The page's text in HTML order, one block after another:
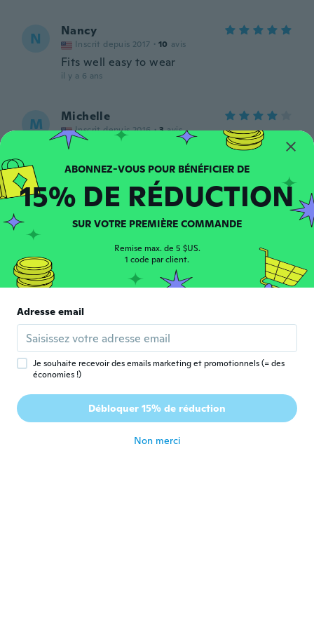
N Nancy
Inscrit depuis 2017 · 10 avis
Fits well easy to wear
il y a 6 ans
M Michelle
Inscrit depuis 2016 · 3 avis
They are not actually flat like they look--
there is a heel wedge inside. Good value.
Nice style. But advertised as flat wear.
il y a 6 ans
M Mariette
M Mary L
Inscrit depuis 2017 · 70 avis · 2 chargements
il y a 6 ans
Lizzy
Inscrit depuis 2018 · 7 avis
il y a 6 ans
15% DE RÉDUCTION
SUR VOTRE PREMIÈRE COMMANDE
Remise max. de 5 $US.
1 code par client.
Adresse email
Je souhaite recevoir des emails marketing et promotionnels (= des
économies !)
Débloquer 15% de réduction
Non merci